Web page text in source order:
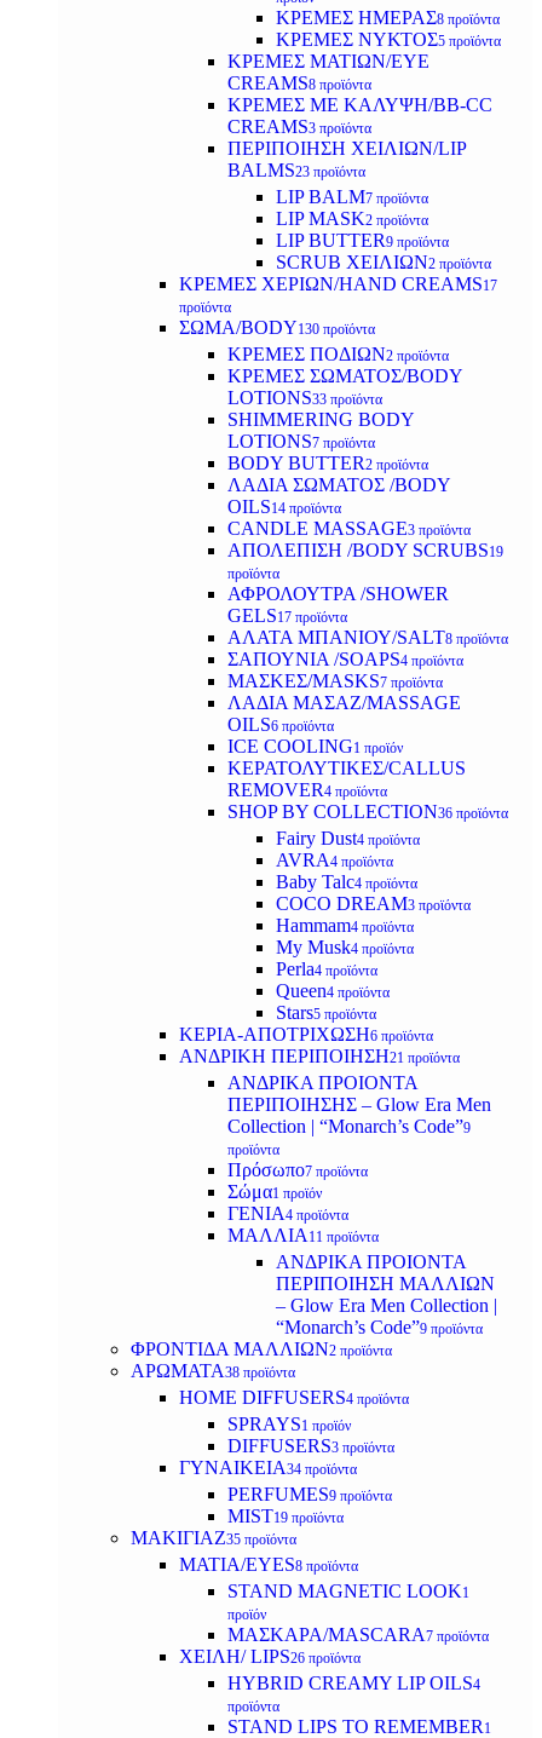
ΚΡΕΜΕΣ ΗΜΕΡΑΣ8 προϊόντα
ΚΡΕΜΕΣ ΝΥΚΤΟΣ5 προϊόντα
ΚΡΕΜΕΣ ΜΑΤΙΩΝ/EYE
CREAMS8 προϊόντα
ΚΡΕΜΕΣ ΜΕ ΚΑΛΥΨΗ/BB-CC
CREAMS3 προϊόντα
ΠΕΡΙΠΟΙΗΣΗ ΧΕΙΛΙΩΝ/LIP
BALMS23 προϊόντα
LIP BALM7 προϊόντα
LIP MASK2 προϊόντα
LIP BUTTER9 προϊόντα
SCRUB ΧΕΙΛΙΩΝ2 προϊόντα
ΚΡΕΜΕΣ ΧΕΡΙΩΝ/HAND CREAMS17
προϊόντα
ΣΩΜΑ/BODY130 προϊόντα
ΚΡΕΜΕΣ ΠΟΔΙΩΝ2 προϊόντα
ΚΡΕΜΕΣ ΣΩΜΑΤΟΣ/BODY
LOTIONS33 προϊόντα
SHIMMERING BODY
LOTIONS7 προϊόντα
BODY BUTTER2 προϊόντα
ΛΑΔΙΑ ΣΩΜΑΤΟΣ /BODY
OILS14 προϊόντα
CANDLE MASSAGE3 προϊόντα
ΑΠΟΛΕΠΙΣΗ /BODY SCRUBS19
προϊόντα
ΑΦΡΟΛΟΥΤΡΑ /SHOWER
GELS17 προϊόντα
ΑΛΑΤΑ ΜΠΑΝΙΟΥ/SALT8 προϊόντα
ΣΑΠΟΥΝΙΑ /SOAPS4 προϊόντα
ΜΑΣΚΕΣ/MASKS7 προϊόντα
ΛΑΔΙΑ ΜΑΣΑΖ/MASSAGE
OILS6 προϊόντα
ICE COOLING1 προϊόν
ΚΕΡΑΤΟΛΥΤΙΚΕΣ/CALLUS
REMOVER4 προϊόντα
SHOP BY COLLECTION36 προϊόντα
Fairy Dust4 προϊόντα
AVRA4 προϊόντα
Baby Talc4 προϊόντα
COCO DREAM3 προϊόντα
Hammam4 προϊόντα
My Musk4 προϊόντα
Perla4 προϊόντα
Queen4 προϊόντα
Stars5 προϊόντα
ΚΕΡΙΑ-ΑΠΟΤΡΙΧΩΣΗ6 προϊόντα
ΑΝΔΡΙΚΗ ΠΕΡΙΠΟΙΗΣΗ21 προϊόντα
ΑΝΔΡΙΚΑ ΠΡΟΙΟΝΤΑ
ΠΕΡΙΠΟΙΗΣΗΣ – Glow Era Men
Collection | “Monarch’s Code”9
προϊόντα
Πρόσωπο7 προϊόντα
Σώμα1 προϊόν
ΓΕΝΙΑ4 προϊόντα
ΜΑΛΛΙΑ 11 προϊόντα
ΑΝΔΡΙΚΑ ΠΡΟΙΟΝΤΑ
ΠΕΡΙΠΟΙΗΣΗ ΜΑΛΛΙΩΝ
– Glow Era Men Collection |
“Monarch’s Code”9 προϊόντα
ΦΡΟΝΤΙΔΑ ΜΑΛΛΙΩΝ2 προϊόντα
ΑΡΩΜΑΤΑ38 προϊόντα
HOME DIFFUSERS4 προϊόντα
SPRAYS1 προϊόν
DIFFUSERS3 προϊόντα
ΓΥΝΑΙΚΕΙΑ34 προϊόντα
PERFUMES9 προϊόντα
MIST19 προϊόντα
ΜΑΚΙΓΙΑΖ35 προϊόντα
ΜΑΤΙΑ/EYES8 προϊόντα
STAND MAGNETIC LOOK1
προϊόν
ΜΑΣΚΑΡΑ/MASCARA7 προϊόντα
ΧΕΙΛΗ/ LIPS26 προϊόντα
HYBRID CREAMY LIP OILS4
προϊόντα
STAND LIPS TO REMEMBER 1